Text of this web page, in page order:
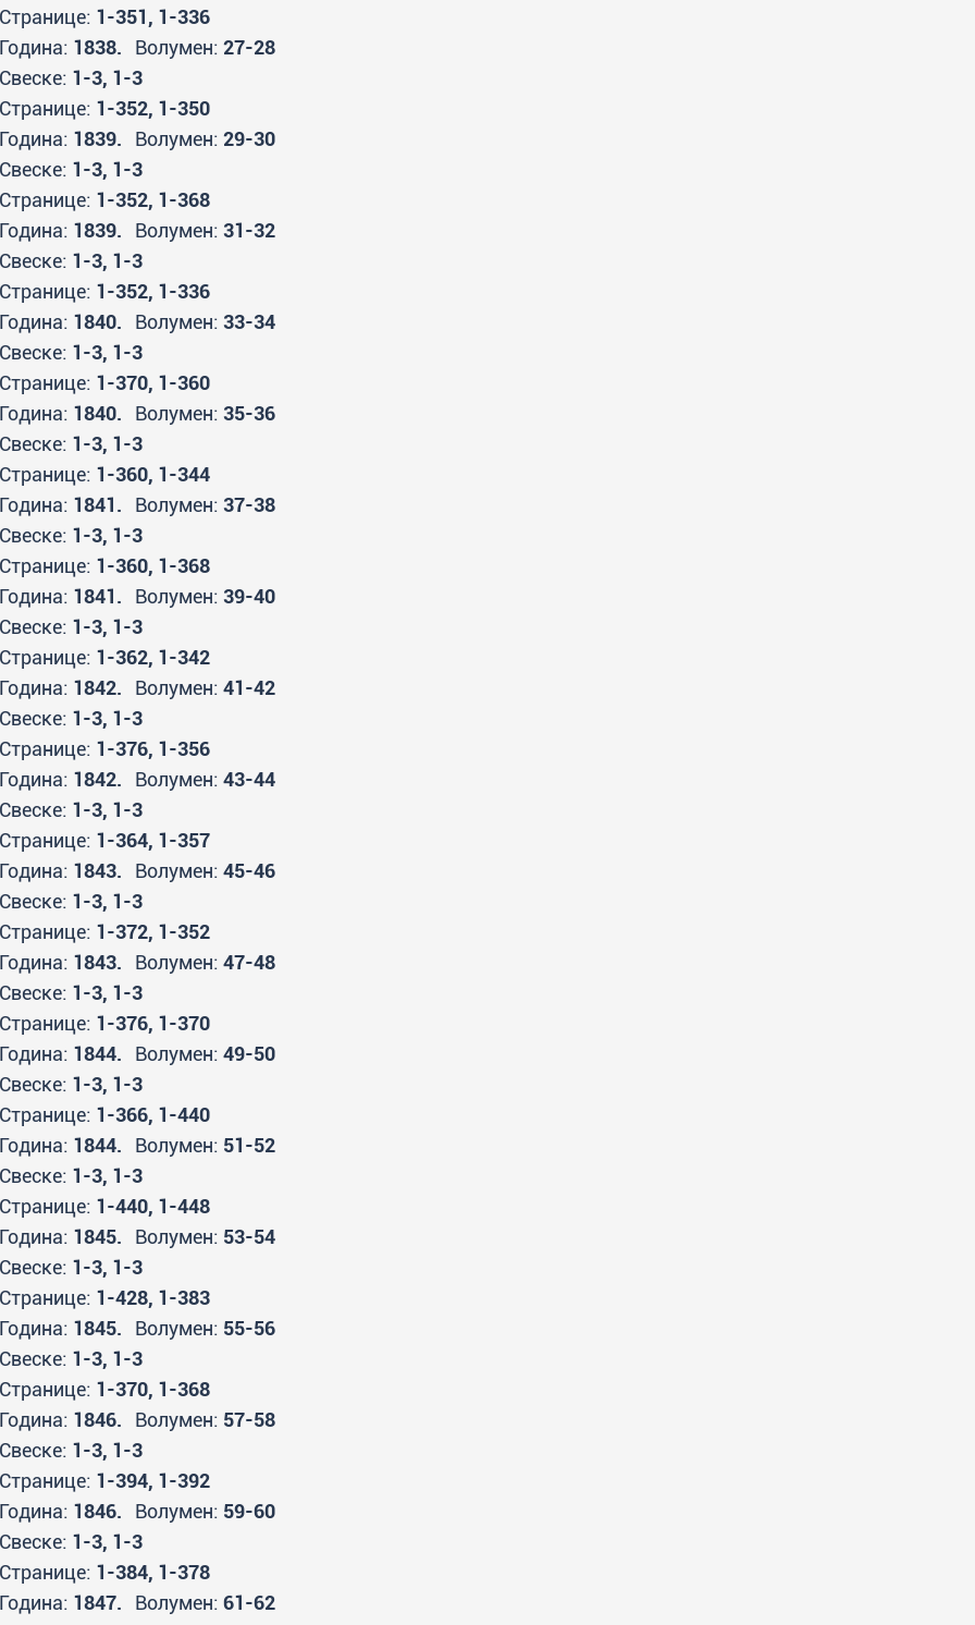
Странице: 1-351, 1-336
Година: 1838. Волумен: 27-28
Свеске: 1-3, 1-3
Странице: 1-352, 1-350
Година: 1839. Волумен: 29-30
Свеске: 1-3, 1-3
Странице: 1-352, 1-368
Година: 1839. Волумен: 31-32
Свеске: 1-3, 1-3
Странице: 1-352, 1-336
Година: 1840. Волумен: 33-34
Свеске: 1-3, 1-3
Странице: 1-370, 1-360
Година: 1840. Волумен: 35-36
Свеске: 1-3, 1-3
Странице: 1-360, 1-344
Година: 1841. Волумен: 37-38
Свеске: 1-3, 1-3
Странице: 1-360, 1-368
Година: 1841. Волумен: 39-40
Свеске: 1-3, 1-3
Странице: 1-362, 1-342
Година: 1842. Волумен: 41-42
Свеске: 1-3, 1-3
Странице: 1-376, 1-356
Година: 1842. Волумен: 43-44
Свеске: 1-3, 1-3
Странице: 1-364, 1-357
Година: 1843. Волумен: 45-46
Свеске: 1-3, 1-3
Странице: 1-372, 1-352
Година: 1843. Волумен: 47-48
Свеске: 1-3, 1-3
Странице: 1-376, 1-370
Година: 1844. Волумен: 49-50
Свеске: 1-3, 1-3
Странице: 1-366, 1-440
Година: 1844. Волумен: 51-52
Свеске: 1-3, 1-3
Странице: 1-440, 1-448
Година: 1845. Волумен: 53-54
Свеске: 1-3, 1-3
Странице: 1-428, 1-383
Година: 1845. Волумен: 55-56
Свеске: 1-3, 1-3
Странице: 1-370, 1-368
Година: 1846. Волумен: 57-58
Свеске: 1-3, 1-3
Странице: 1-394, 1-392
Година: 1846. Волумен: 59-60
Свеске: 1-3, 1-3
Странице: 1-384, 1-378
Година: 1847. Волумен: 61-62